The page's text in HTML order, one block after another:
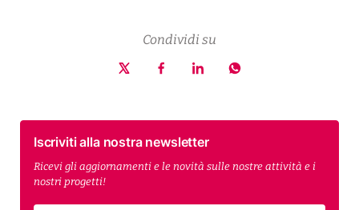
Iscriviti alla nostra newsletter
Ricevi gli aggiornamenti e le novità sulle nostre attività e i
nostri progetti!
Condividi su